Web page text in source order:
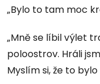
„Bylo to tam moc
„Mně se líbil výlet
poloostrov. Hráli
Myslím si, že to